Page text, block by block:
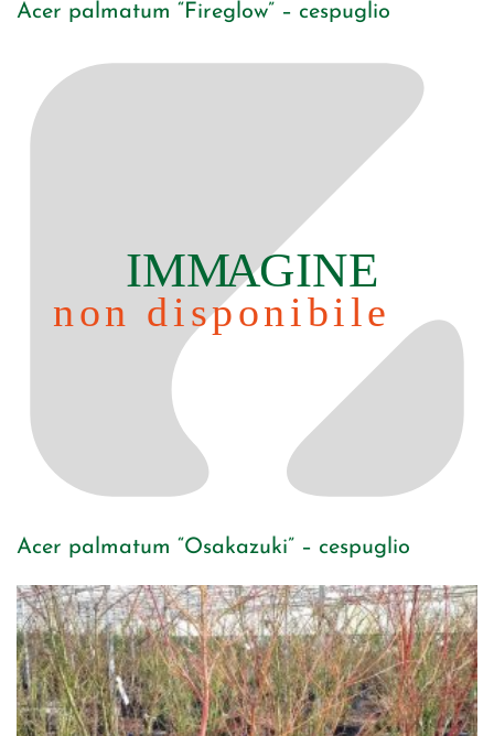
Acer palmatum “Fireglow” – cespuglio
Acer palmatum “Osakazuki” – cespuglio